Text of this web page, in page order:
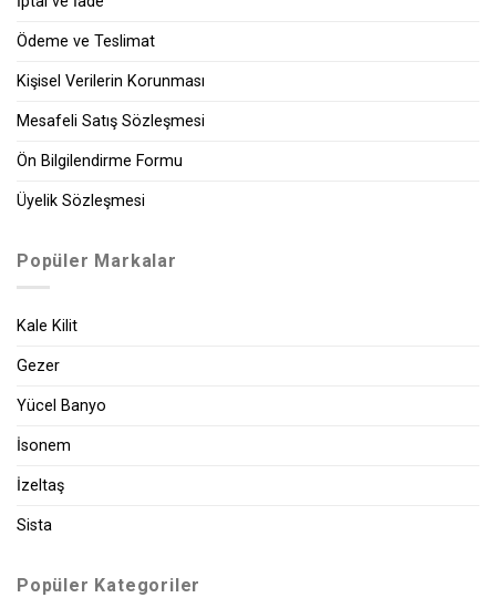
Ödeme ve Teslimat
Kişisel Verilerin Korunması
Mesafeli Satış Sözleşmesi
Ön Bilgilendirme Formu
Üyelik Sözleşmesi
Popüler Markalar
Kale Kilit
Gezer
Yücel Banyo
İsonem
İzeltaş
Sista
Popüler Kategoriler